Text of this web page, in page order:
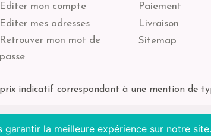
Editer mon compte
Editer mes adresses
Retrouver mon mot de
passe
Paiement
Livraison
Sitemap
indicatif correspondant à une mention de
bio-03 Agriculture Non EU
la meilleure expérience sur notre